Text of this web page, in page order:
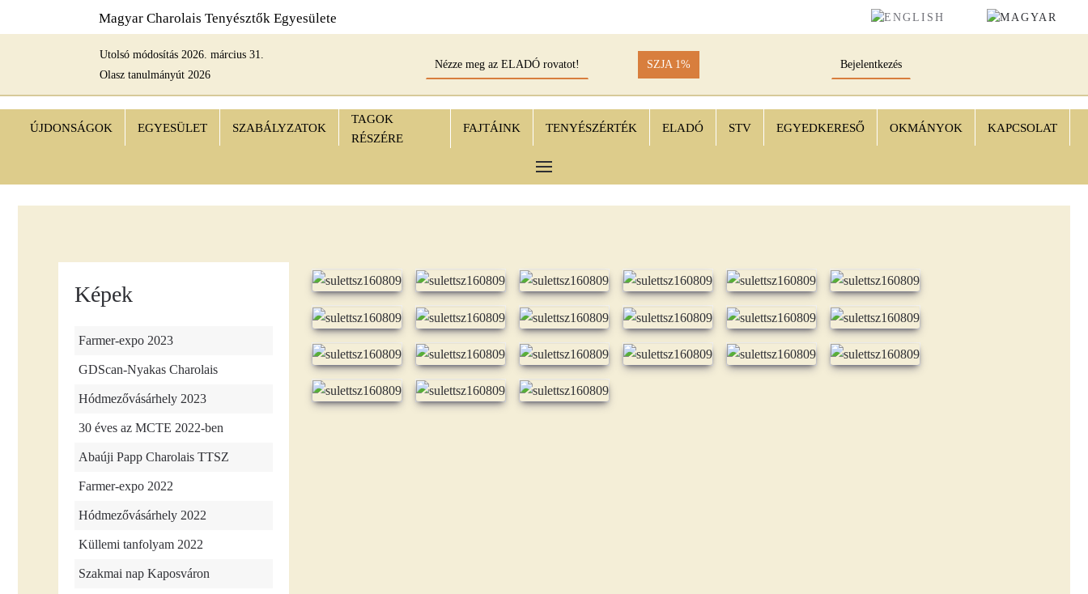
Fő tartalom átugrása
Magyar Charolais Tenyésztők Egyesülete
Utolsó módosítás 2026. március 31.
Olasz tanulmányút 2026
Nézze meg az ELADÓ rovatot! SZJA 1% Bejelentkezés
ÚJDONSÁGOK EGYESÜLET SZABÁLYZATOK
TAGOK
RÉSZÉRE
FAJTÁINK TENYÉSZÉRTÉK ELADÓ STV EGYEDKERESŐ OKMÁNYOK KAPCSOLAT
Képek
Farmer-expo 2023
GDScan-Nyakas Charolais
Hódmezővásárhely 2023
30 éves az MCTE 2022-ben
Abaúji Papp Charolais TTSZ
Farmer-expo 2022
Hódmezővásárhely 2022
Küllemi tanfolyam 2022
Szakmai nap Kaposváron